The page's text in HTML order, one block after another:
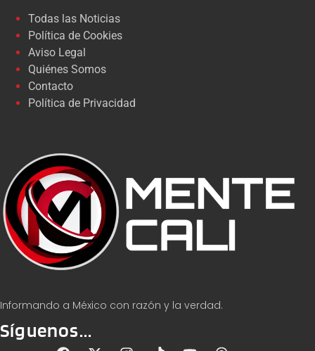
Informando a México con razón y la verdad.
Síguenos...
Todas las Noticias
Política de Cookies
Aviso Legal
Quiénes Somos
Contacto
Política de Privacidad